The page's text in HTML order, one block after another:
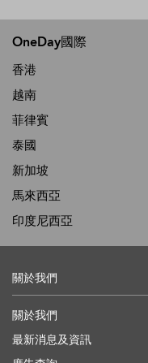
OneDay國際
香港
越南
菲律賓
泰國
新加坡
馬來西亞
印度尼西亞
關於我們
關於我們
最新消息及資訊